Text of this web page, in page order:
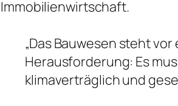
Immobilienwirtschaft.
„Das Bauwesen steht
Herausforderung: Es
klimaverträglich und